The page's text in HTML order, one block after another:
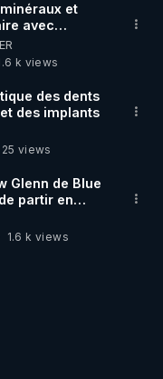
et
avec
k views
des dents
des implants
25 views
Glenn de Blue
partir en
1.6 k views